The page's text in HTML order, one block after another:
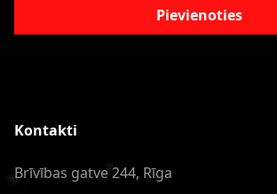
Pievienoties
Kontakti
Brīvības gatve 244, Rīga